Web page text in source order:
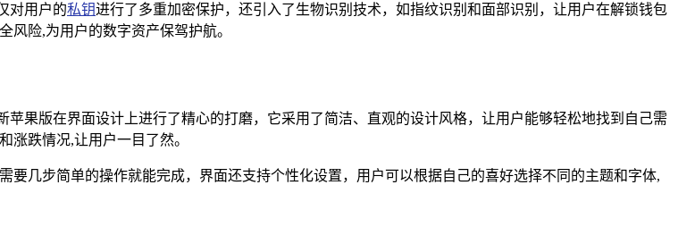
对用户的私钥进行了多重加密保护，还引入了生物识别技术，如指纹识别和面部识别，让用户在解锁钱包
风险,为用户的数字资产保驾护航。
果版在界面设计上进行了精心的打磨，它采用了简洁、直观的设计风格，让用户能够轻松地找到自己需
涨跌情况,让用户一目了然。
几步简单的操作就能完成，界面还支持个性化设置，用户可以根据自己的喜好选择不同的主题和字体,